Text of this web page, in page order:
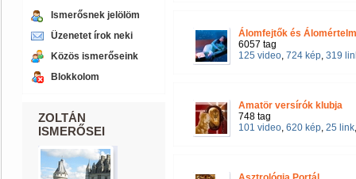
Ismerősnek jelölöm
Üzenetet írok neki
Közös ismerőseink
Blokkolom
ZOLTÁN
ISMERŐSEI
Álomfejtők és
6057 tag
125 video, 724 kép, 319
Amatör versírók klubja
748 tag
101 video, 620 kép, 25 link